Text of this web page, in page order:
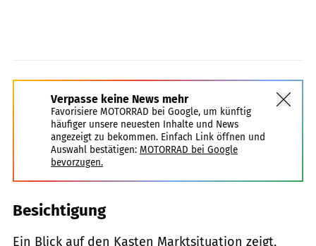
Verpasse keine News mehr
Favorisiere MOTORRAD bei Google, um künftig
häufiger unsere neuesten Inhalte und News
angezeigt zu bekommen. Einfach Link öffnen und
Auswahl bestätigen: MOTORRAD bei Google
bevorzugen.
Besichtigung
Ein Blick auf den Kasten Marktsituation zeigt,